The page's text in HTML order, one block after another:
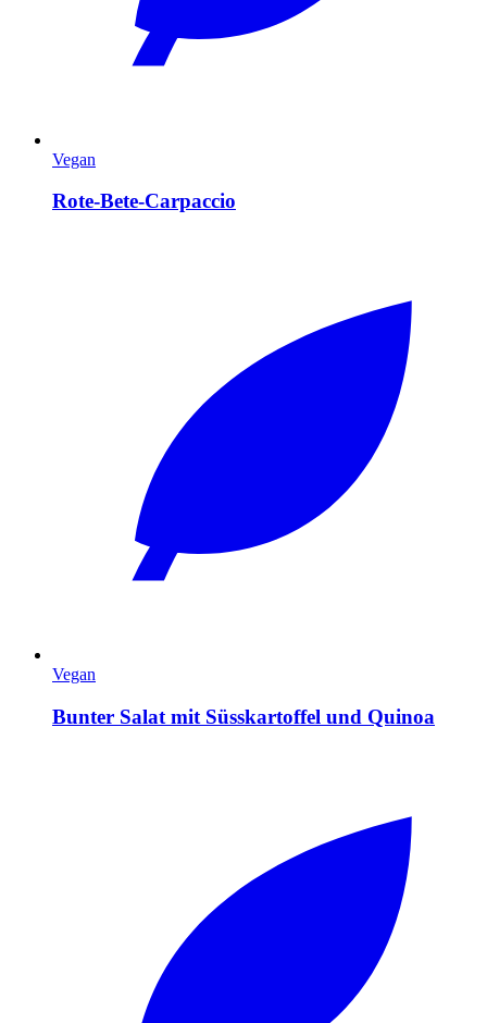
Vegan
Rote-Bete-Carpaccio
Vegan
Bunter Salat mit Süsskartoffel und Quinoa